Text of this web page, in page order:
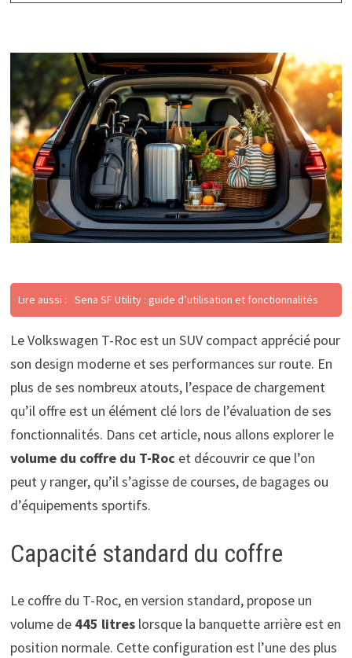
Lire aussi : Sena SF Utility : guide d’utilisation et fonctionnalités
Le Volkswagen T-Roc est un SUV compact apprécié pour
son design moderne et ses performances sur route. En
plus de ses nombreux atouts, l’espace de chargement
qu’il offre est un élément clé lors de l’évaluation de ses
fonctionnalités. Dans cet article, nous allons explorer le
volume du coffre du T-Roc et découvrir ce que l’on
peut y ranger, qu’il s’agisse de courses, de bagages ou
d’équipements sportifs.
Capacité standard du coffre
Le coffre du T-Roc, en version standard, propose un
volume de 445 litreslorsque la banquette arrière est en
position normale. Cette configuration est l’une des plus